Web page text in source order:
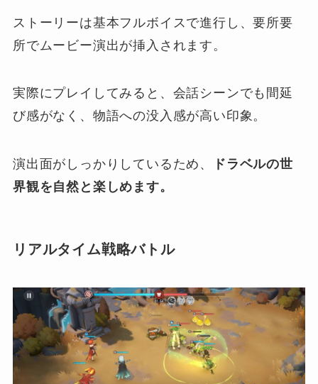
ストーリーは基本フルボイスで進行し、要所要
所でムービー演出が挿入されます。
実際にプレイしてみると、会話シーンでも間延
び感がなく、物語への没入感が高い印象。
演出面がしっかりしているため、
ドラベルの世
界観を自然と楽しめます。
リアルタイム戦略バトル